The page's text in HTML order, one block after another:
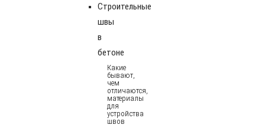
Строительные
швы
в
бетоне
Какие
бывают,
чем
отличаются,
материалы
для
устройства
швов